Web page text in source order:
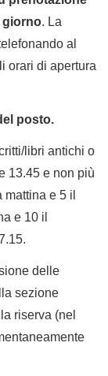
giorno. La
al
orari di apertura
posto.
libri antichi o
13.45 e non più
e 5 il
e 10 il
delle
sezione
riserva (nel